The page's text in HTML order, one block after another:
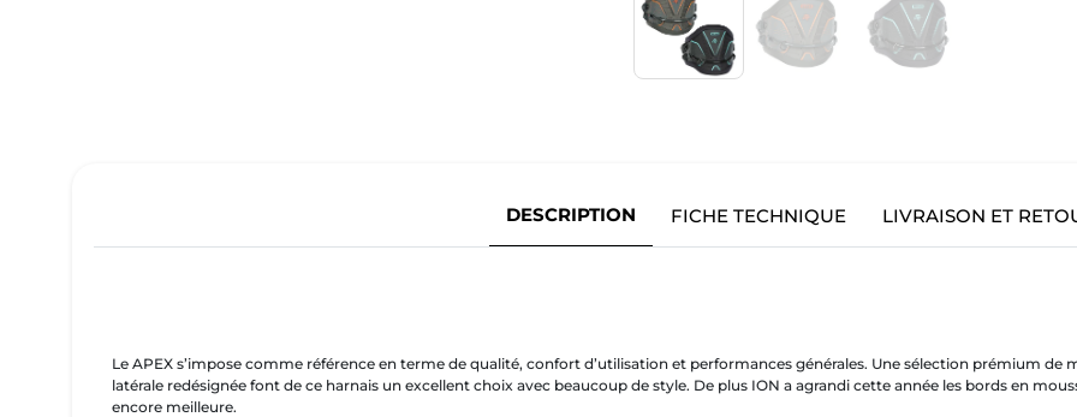
DESCRIPTION FICHE TECHNIQUE LIVRAISON ET
Le APEX s’impose comme référence en terme de qualité, confort d’utilisation et performances générales. Une sélection prémium de
latérale redésignée font de ce harnais un excellent choix avec beaucoup de style. De plus ION a agrandi cette année les bords en
encore meilleure.